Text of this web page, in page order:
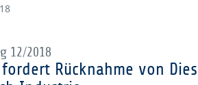
12/2018
fordert Rücknahme von